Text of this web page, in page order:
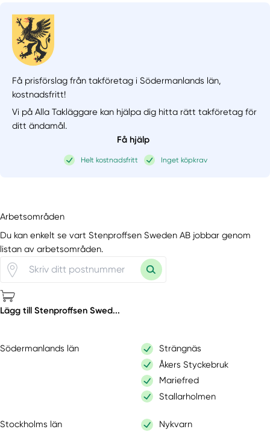
Få prisförslag från takföretag i Södermanlands län,
kostnadsfritt!
Vi på Alla Takläggare kan hjälpa dig hitta rätt takföretag för
ditt ändamål.
Få hjälp
Helt kostnadsfritt Inget köpkrav
Arbetsområden
Du kan enkelt se vart Stenproffsen Sweden AB jobbar genom
listan av arbetsområden.
Lägg till Stenproffsen Swed...
Södermanlands län
Strängnäs
Åkers Styckebruk
Mariefred
Stallarholmen
Stockholms län Nykvarn